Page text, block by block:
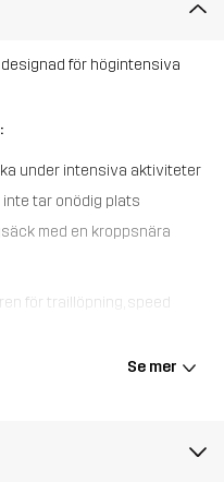
för högintensiva
under intensiva aktiviteter
tar onödig plats
med en kroppsnära
för traillöpning, speed
vattenflaskor inom
Se mer